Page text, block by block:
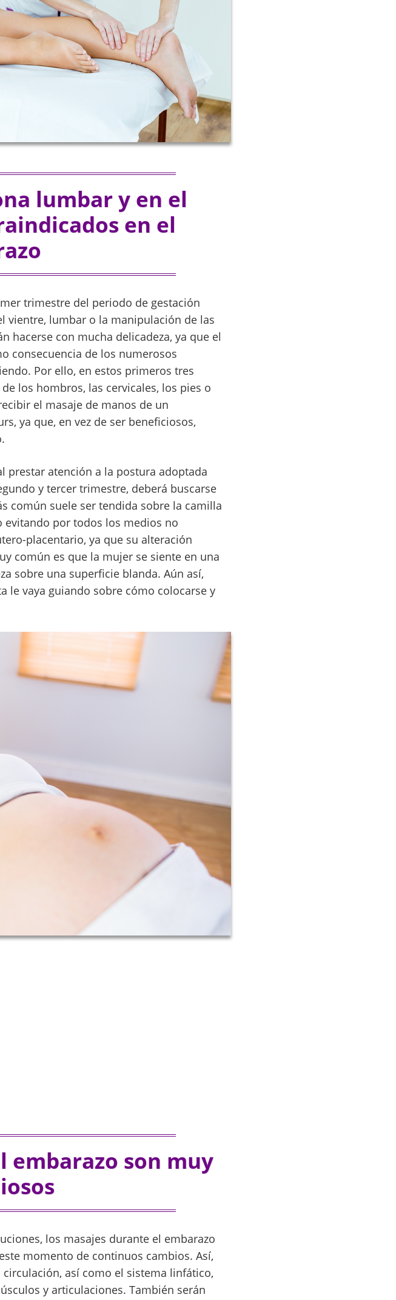
lumbar y en el
en el
trimestre del periodo de gestación
vientre, lumbar o la manipulación de las
hacerse con mucha delicadeza, ya que el
consecuencia de los numerosos
Por ello, en estos primeros tres
los hombros, las cervicales, los pies o
el masaje de manos de un
ya que, en vez de ser beneficiosos,
prestar atención a la postura adoptada
y tercer trimestre, deberá buscarse
común suele ser tendida sobre la camilla
evitando por todos los medios no
placentario, ya que su alteración
común es que la mujer se siente en una
sobre una superficie blanda. Aún así,
le vaya guiando sobre cómo colocarse y
embarazo son muy
los masajes durante el embarazo
momento de continuos cambios. Así,
así como el sistema linfático,
y articulaciones. También serán